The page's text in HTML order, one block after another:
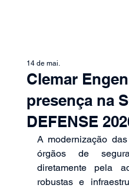
Clemar
presença na
DEFENSE
14 de mai.
A modernização
órgãos de
diretamente pela
robustas e